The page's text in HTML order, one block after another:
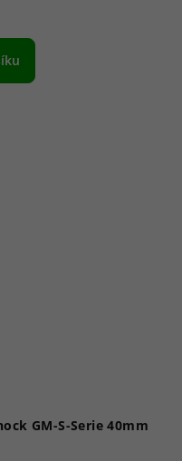
GM-S-Serie 40mm